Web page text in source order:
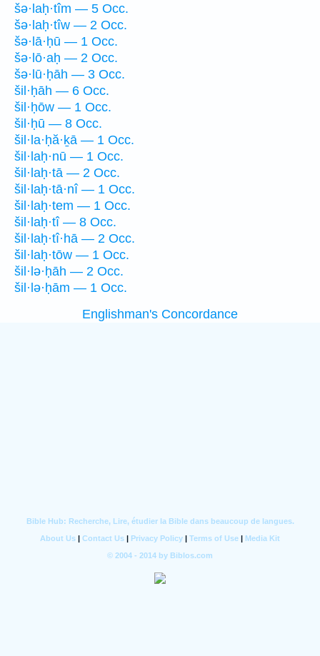
šə·laḥ·tîm — 5 Occ.
šə·laḥ·tîw — 2 Occ.
šə·lā·ḥū — 1 Occ.
šə·lō·aḥ — 2 Occ.
šə·lū·ḥāh — 3 Occ.
šil·ḥāh — 6 Occ.
šil·ḥōw — 1 Occ.
šil·ḥū — 8 Occ.
šil·la·ḥă·ḵā — 1 Occ.
šil·laḥ·nū — 1 Occ.
šil·laḥ·tā — 2 Occ.
šil·laḥ·tā·nî — 1 Occ.
šil·laḥ·tem — 1 Occ.
šil·laḥ·tî — 8 Occ.
šil·laḥ·tî·hā — 2 Occ.
šil·laḥ·tōw — 1 Occ.
šil·lə·ḥāh — 2 Occ.
šil·lə·ḥām — 1 Occ.
Englishman's Concordance